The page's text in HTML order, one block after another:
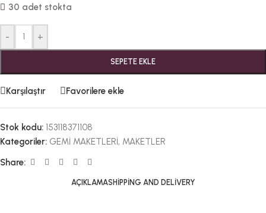
30 adet stokta
- +
SEPETE EKLE
Karşılaştır Favorilere ekle
Stok kodu: 153118371108
Kategoriler: GEMİ MAKETLERİ, MAKETLER
Share:
AÇIKLAMASHIPPING AND DELIVERY